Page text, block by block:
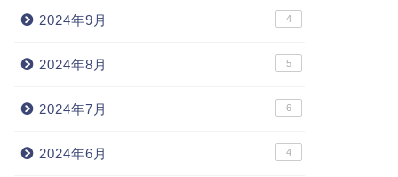
2024年9月 4
2024年8月 5
2024年7月 6
2024年6月 4